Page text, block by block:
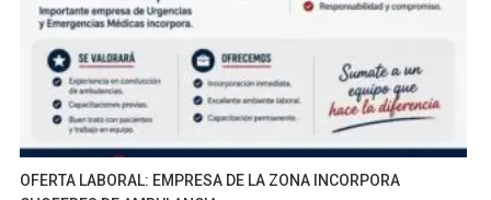
OFERTA LABORAL: EMPRESA DE LA ZONA INCORPORA